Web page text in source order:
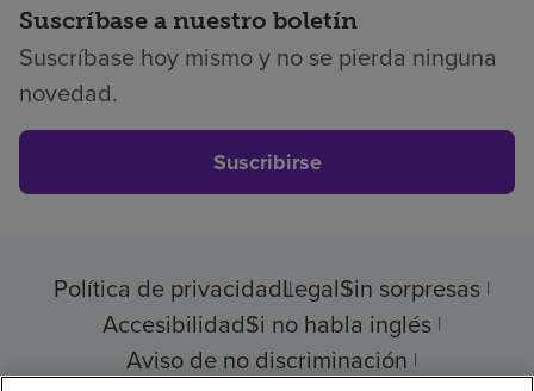
Suscríbase a nuestro boletín
Suscríbase hoy mismo y no se pierda ninguna
novedad.
Suscribirse
Política de privacidadLegalSin sorpresas
AccesibilidadSi no habla inglés
Aviso de no discriminación